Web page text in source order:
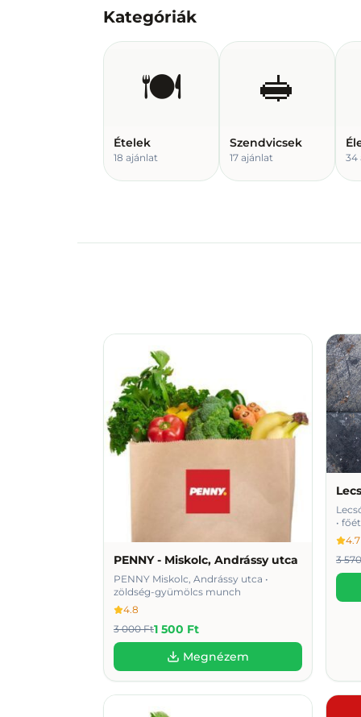
Kategóriák
🍽️
Ételek
18 ajánlat
🥪
Szendvicsek
17 ajánlat 34
PENNY - Miskolc, Andrássy utca
PENNY Miskolc, Andrássy utca •
zöldség-gyümölcs munch
4.8
3 000 Ft1 500 Ft
Megnézem
•
4.7
3